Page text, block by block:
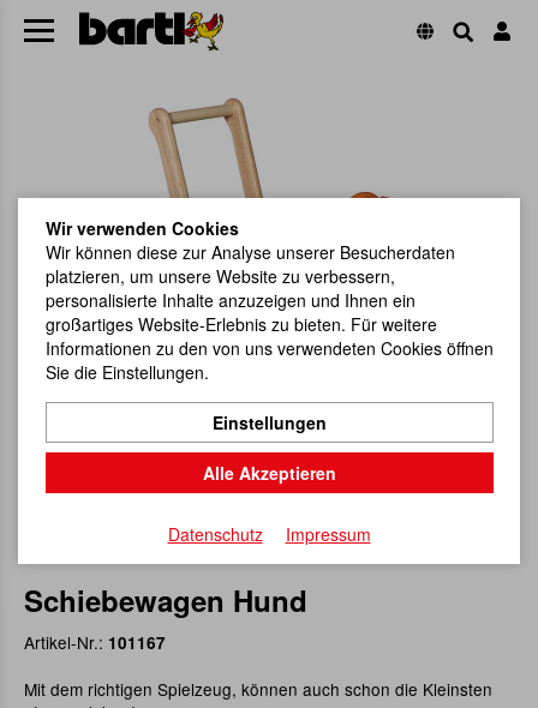
Schiebewagen Hund
Artikel-Nr.: 101167
Mit dem richtigen Spielzeug, können auch schon die Kleinsten
Wir verwenden Cookies
Wir können diese zur Analyse unserer Besucherdaten
platzieren, um unsere Website zu verbessern,
personalisierte Inhalte anzuzeigen und Ihnen ein
großartiges Website-Erlebnis zu bieten. Für weitere
Informationen zu den von uns verwendeten Cookies öffnen
Sie die Einstellungen.
Einstellungen
Alle Akzeptieren
Datenschutz Impressum